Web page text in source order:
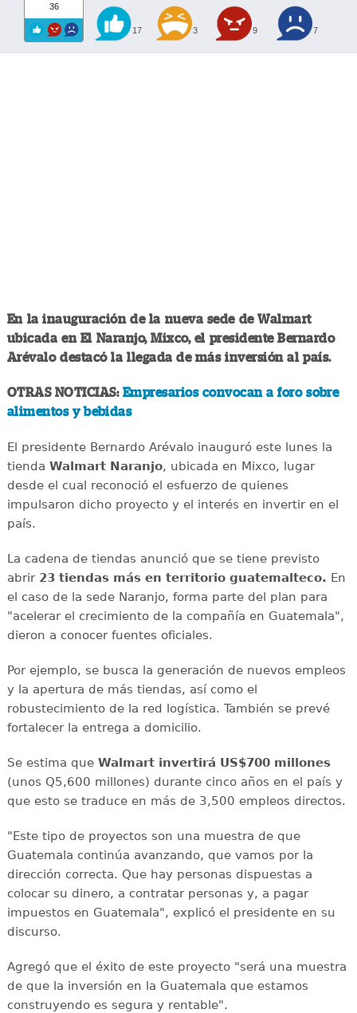
36
17 3 9 7
En la inauguración de la nueva sede de Walmart
ubicada en El Naranjo, Mixco, el presidente Bernardo
Arévalo destacó la llegada de más inversión al país.
OTRAS NOTICIAS: Empresarios convocan a foro sobre
alimentos y bebidas
El presidente Bernardo Arévalo inauguró este lunes la
tienda Walmart Naranjo, ubicada en Mixco, lugar
desde el cual reconoció el esfuerzo de quienes
impulsaron dicho proyecto y el interés en invertir en el
país.
La cadena de tiendas anunció que se tiene previsto
abrir 23 tiendas más en territorio guatemalteco. En
el caso de la sede Naranjo, forma parte del plan para
"acelerar el crecimiento de la compañía en Guatemala",
dieron a conocer fuentes oficiales.
Por ejemplo, se busca la generación de nuevos empleos
y la apertura de más tiendas, así como el
robustecimiento de la red logística. También se prevé
fortalecer la entrega a domicilio.
Se estima que Walmart invertirá US$700 millones
(unos Q5,600 millones) durante cinco años en el país y
que esto se traduce en más de 3,500 empleos directos.
"Este tipo de proyectos son una muestra de que
Guatemala continúa avanzando, que vamos por la
dirección correcta. Que hay personas dispuestas a
colocar su dinero, a contratar personas y, a pagar
impuestos en Guatemala", explicó el presidente en su
discurso.
Agregó que el éxito de este proyecto "será una muestra
de que la inversión en la Guatemala que estamos
construyendo es segura y rentable".